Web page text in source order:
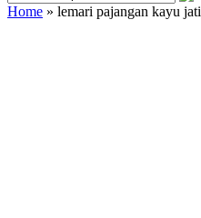
Home » lemari pajangan kayu jati